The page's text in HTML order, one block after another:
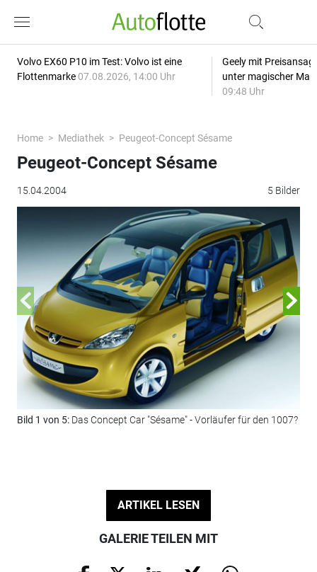
Volvo EX60 P10 im Test: Volvo ist eine
Flottenmarke 07.08.2026, 14:00 Uhr
Geely mit
unter magischer
09:48 Uhr
Home Mediathek Peugeot-Concept Sésame
15.04.2004 5 Bilder
Peugeot-Concept Sésame
Bild 1 von 5: Das Concept Car "Sésame" - Vorläufer für den 1007?
ARTIKEL LESEN
GALERIE TEILEN MIT